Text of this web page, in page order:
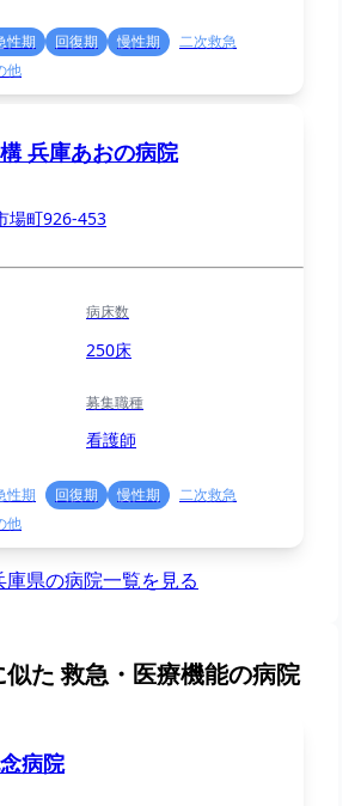
性期 回復期 慢性期
二次救急
他
兵庫あおの病院
場町926-453
病床数
250床
募集職種
看護師
性期 回復期 慢性期
二次救急
他
庫県の病院一覧を見る
似た 救急・医療機能の病院
病院